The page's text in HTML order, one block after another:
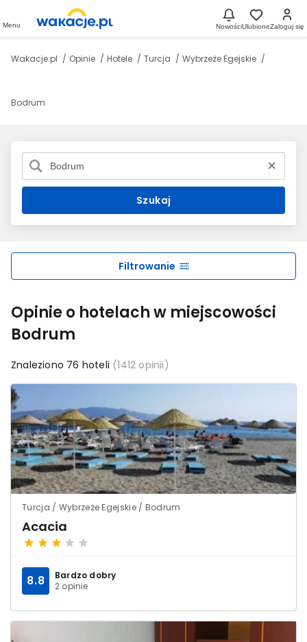
Menu NowościUlubioneZaloguj się
Wakacje.pl Opinie Hotele Turcja Wybrzeże Egejskie
Bodrum
Szukaj
Opinie o hotelach w miejscowości
Bodrum
Filtrowanie
Znaleziono 76 hoteli (1412 opinii)
Turcja / Wybrzeże Egejskie / Bodrum
Acacia
Bardzo dobry
2 opinie
8.8